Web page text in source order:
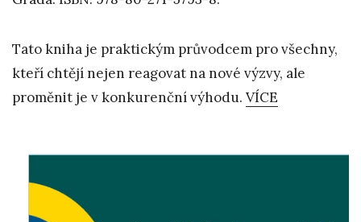
Tato kniha je praktickým průvodcem pro všechny,
kteří chtějí nejen reagovat na nové výzvy, ale
proměnit je v konkurenční výhodu. VÍCE